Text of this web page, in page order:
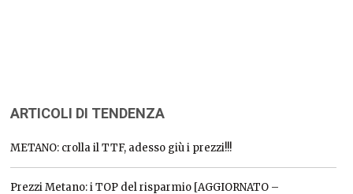
ARTICOLI DI TENDENZA
METANO: crolla il TTF, adesso giù i prezzi!!!
Prezzi Metano: i TOP del risparmio [AGGIORNATO –